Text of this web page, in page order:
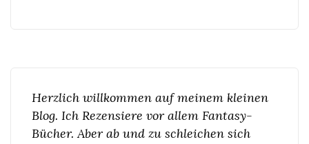
Herzlich willkommen auf meinem kleinen
Blog. Ich Rezensiere vor allem Fantasy-
Bücher. Aber ab und zu schleichen sich